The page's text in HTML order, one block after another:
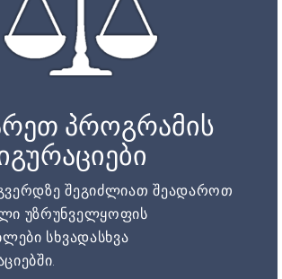
პროგრამის
შეგიძლიათ შეადაროთ
უზრუნველყოფის
სხვადასხვა